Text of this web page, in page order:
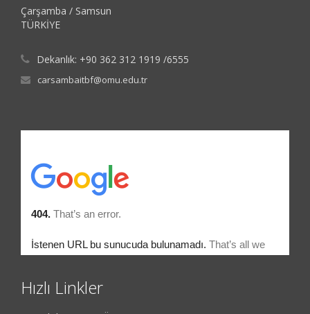
Çarşamba / Samsun
TÜRKİYE
Dekanlık: +90 362 312 1919 /6555
carsambaitbf@omu.edu.tr
Hızlı Linkler